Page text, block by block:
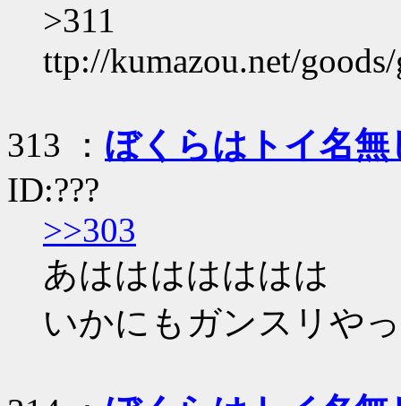
>311
ttp://kumazou.net/
313 ： ぼくらはトイ名無
ID:???
>>303
あははははははは
いかにもガンスリや